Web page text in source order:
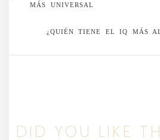
MÁS UNIVERSAL
¿QUIÉN TIENE EL IQ MÁS
DID YOU LIKE